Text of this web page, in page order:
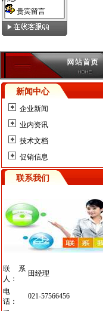
新闻中心
企业新闻
业内资讯
技术文档
促销信息
联系我们
联系
人：
田经理
电
话：
021-57566456
贵宾留言